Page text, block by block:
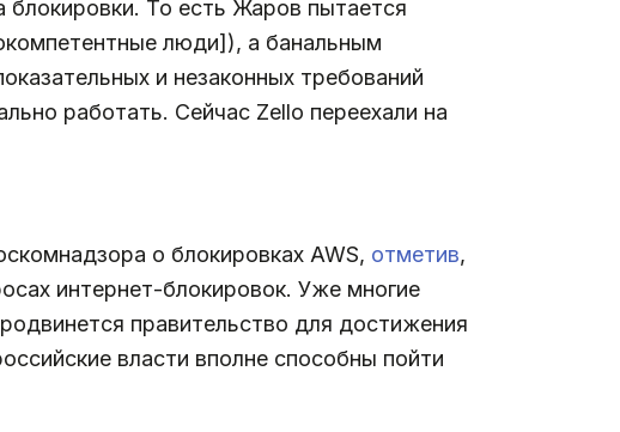
блокировки. То есть Жаров пытается
люди]), а банальным
и незаконных требований
работать. Сейчас Zello переехали на
о блокировках AWS, отметив,
интернет-блокировок. Уже многие
правительство для достижения
власти вполне способны пойти